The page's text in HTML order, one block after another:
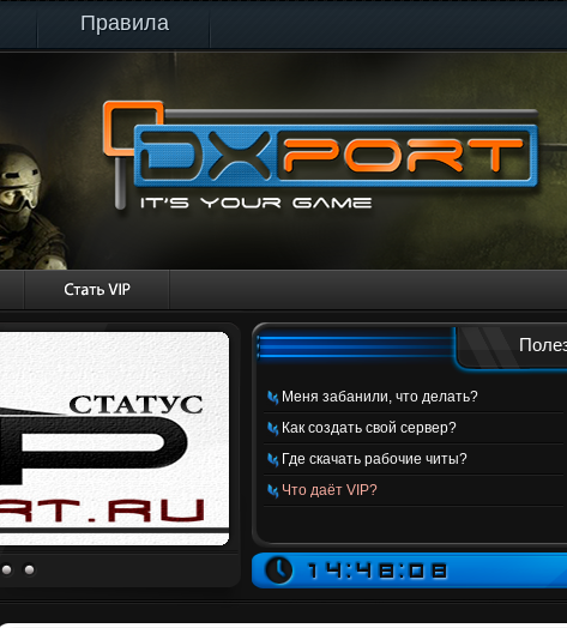
Правила
Меня забанили, что делать?
Как создать свой сервер?
Где скачать рабочие читы?
Что даёт VIP?